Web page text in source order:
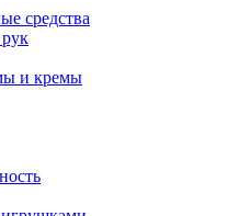
средства
и кремы